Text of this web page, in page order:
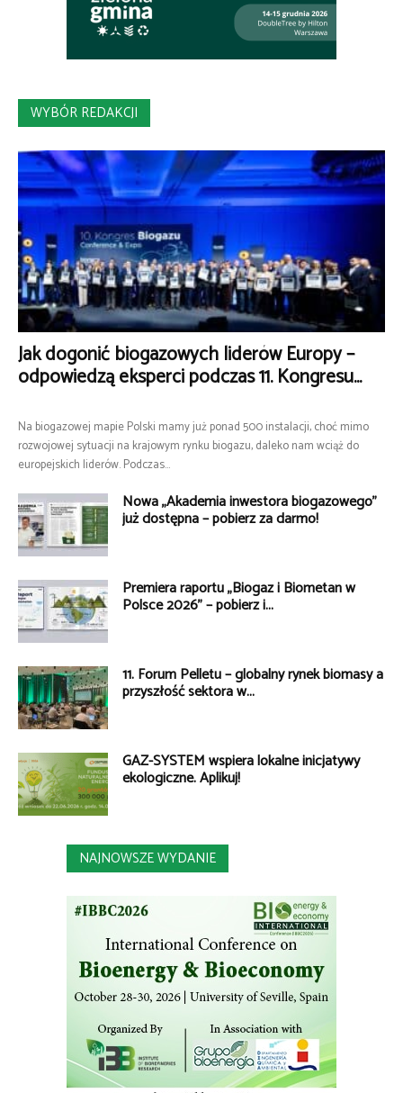
WYBÓR REDAKCJI
Jak dogonić biogazowych liderów Europy –
odpowiedzą eksperci podczas 11. Kongresu...
Na biogazowej mapie Polski mamy już ponad 500 instalacji, choć mimo
rozwojowej sytuacji na krajowym rynku biogazu, daleko nam wciąż do
europejskich liderów. Podczas...
Nowa „Akademia inwestora biogazowego”
już dostępna – pobierz za darmo!
Premiera raportu „Biogaz i Biometan w
Polsce 2026” – pobierz i...
11. Forum Pelletu – globalny rynek biomasy a
przyszłość sektora w...
GAZ-SYSTEM wspiera lokalne inicjatywy
ekologiczne. Aplikuj!
NAJNOWSZE WYDANIE